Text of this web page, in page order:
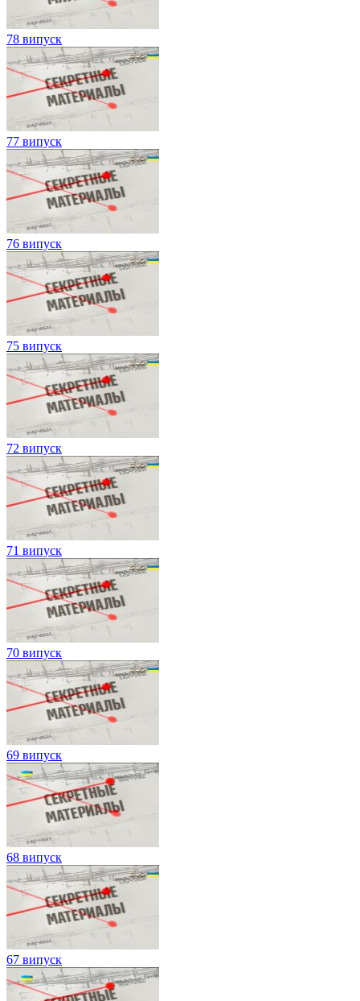
78 випуск
77 випуск
76 випуск
75 випуск
72 випуск
71 випуск
70 випуск
69 випуск
68 випуск
67 випуск